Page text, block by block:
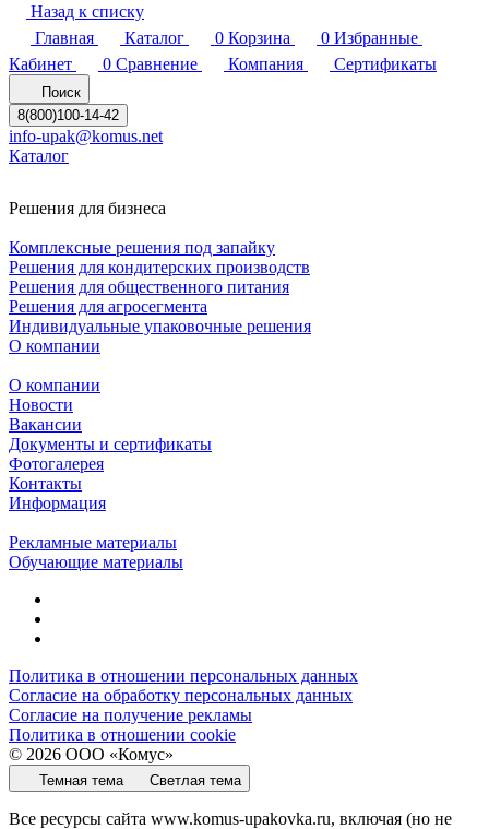
Назад к списку
Главная
Каталог 0 Корзина 0 Избранные
Кабинет
0 Сравнение Компания Сертификаты
Поиск
8(800)100-14-42
info-upak@komus.net
Каталог
Решения для бизнеса
Комплексные решения под запайку
Решения для кондитерских производств
Решения для общественного питания
Решения для агросегмента
Индивидуальные упаковочные решения
О компании
О компании
Новости
Вакансии
Документы и сертификаты
Фотогалерея
Контакты
Информация
Рекламные материалы
Обучающие материалы
Политика в отношении персональных данных
Согласие на обработку персональных данных
Согласие на получение рекламы
Политика в отношении cookie
© 2026 ООО «Комус»
Темная тема Светлая тема
Все ресурсы сайта www.komus-upakovka.ru, включая (но не